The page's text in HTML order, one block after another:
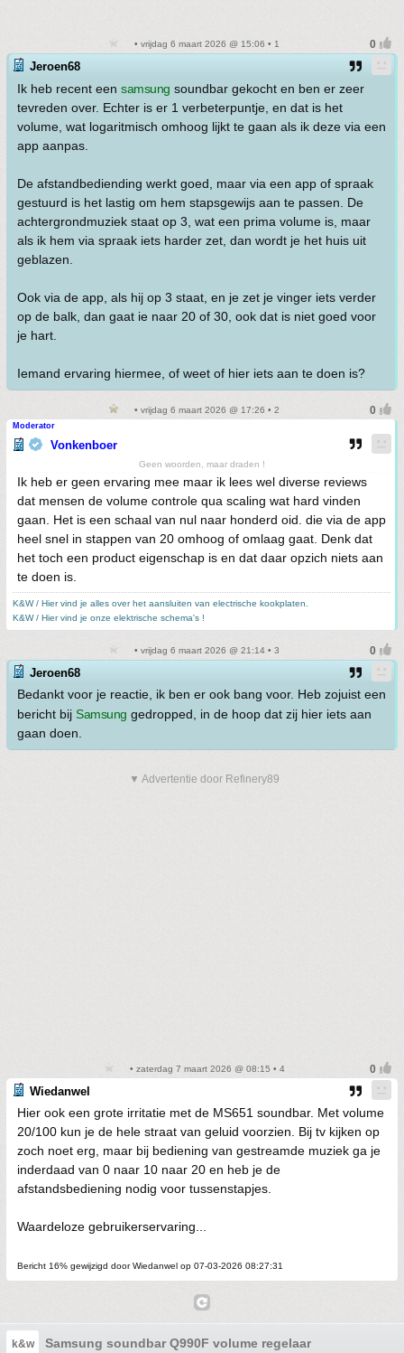
• vrijdag 6 maart 2026 @ 15:06 • 1
Jeroen68
Ik heb recent een samsung soundbar gekocht en ben er zeer
tevreden over. Echter is er 1 verbeterpuntje, en dat is het
volume, wat logaritmisch omhoog lijkt te gaan als ik deze via een
app aanpas.
De afstandbediending werkt goed, maar via een app of spraak
gestuurd is het lastig om hem stapsgewijs aan te passen. De
achtergrondmuziek staat op 3, wat een prima volume is, maar
als ik hem via spraak iets harder zet, dan wordt je het huis uit
geblazen.
Ook via de app, als hij op 3 staat, en je zet je vinger iets verder
op de balk, dan gaat ie naar 20 of 30, ook dat is niet goed voor
je hart.
Iemand ervaring hiermee, of weet of hier iets aan te doen is?
• vrijdag 6 maart 2026 @ 17:26 • 2
Moderator
Vonkenboer
Geen woorden, maar draden !
Ik heb er geen ervaring mee maar ik lees wel diverse reviews
dat mensen de volume controle qua scaling wat hard vinden
gaan. Het is een schaal van nul naar honderd oid. die via de app
heel snel in stappen van 20 omhoog of omlaag gaat. Denk dat
het toch een product eigenschap is en dat daar opzich niets aan
te doen is.
K&W / Hier vind je alles over het aansluiten van electrische kookplaten.
K&W / Hier vind je onze elektrische schema's !
• vrijdag 6 maart 2026 @ 21:14 • 3
Jeroen68
Bedankt voor je reactie, ik ben er ook bang voor. Heb zojuist een
bericht bij Samsung gedropped, in de hoop dat zij hier iets aan
gaan doen.
▼ Advertentie door Refinery89
• zaterdag 7 maart 2026 @ 08:15 • 4
Wiedanwel
Hier ook een grote irritatie met de MS651 soundbar. Met volume
20/100 kun je de hele straat van geluid voorzien. Bij tv kijken op
zoch noet erg, maar bij bediening van gestreamde muziek ga je
inderdaad van 0 naar 10 naar 20 en heb je de
afstandsbediening nodig voor tussenstapjes.
Waardeloze gebruikerservaring...
Bericht 16% gewijzigd door Wiedanwel op 07-03-2026 08:27:31
k&w Samsung soundbar Q990F volume regelaar